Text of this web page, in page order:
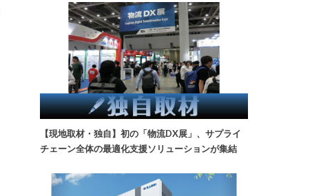
【現地取材・独自】初の「物流DX展」、サプライ
チェーン全体の最適化支援ソリューションが集結